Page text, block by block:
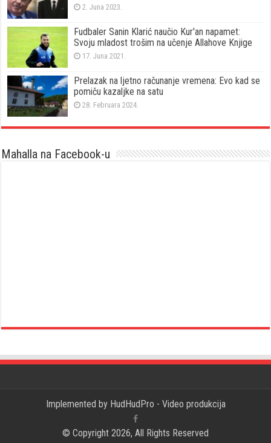
2. Juna 2023.
Fudbaler Sanin Klarić naučio Kur'an napamet:
Svoju mladost trošim na učenje Allahove Knjige
17. Juna 2021.
Prelazak na ljetno računanje vremena: Evo kad se
pomiču kazaljke na satu
28. Februara 2024.
Mahalla na Facebook-u
Implemented by HudHudPro - Video produkcija
© Copyright 2026, All Rights Reserved